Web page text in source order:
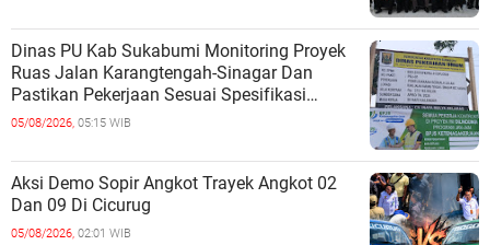
Dinas PU Kab Sukabumi Monitoring Proyek
Ruas Jalan Karangtengah-Sinagar Dan
Pastikan Pekerjaan Sesuai Spesifikasi
Teknis
05/08/2026, 05:15 WIB
Aksi Demo Sopir Angkot Trayek Angkot 02
Dan 09 Di Cicurug
05/08/2026, 02:01 WIB